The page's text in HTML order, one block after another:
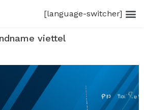
[language-switcher]
viettel